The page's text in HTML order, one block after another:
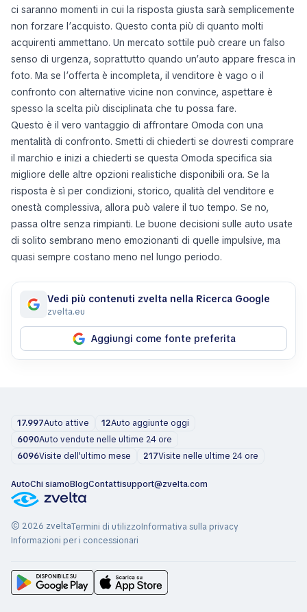
ci saranno momenti in cui la risposta giusta sarà semplicemente
non forzare l’acquisto. Questo conta più di quanto molti
acquirenti ammettano. Un mercato sottile può creare un falso
senso di urgenza, soprattutto quando un’auto appare fresca in
foto. Ma se l’offerta è incompleta, il venditore è vago o il
confronto con alternative vicine non convince, aspettare è
spesso la scelta più disciplinata che tu possa fare.
Questo è il vero vantaggio di affrontare Omoda con una
mentalità di confronto. Smetti di chiederti se dovresti comprare
il marchio e inizi a chiederti se questa Omoda specifica sia
migliore delle altre opzioni realistiche disponibili ora. Se la
risposta è sì per condizioni, storico, qualità del venditore e
onestà complessiva, allora può valere il tuo tempo. Se no,
passa oltre senza rimpianti. Le buone decisioni sulle auto usate
di solito sembrano meno emozionanti di quelle impulsive, ma
quasi sempre costano meno nel lungo periodo.
Vedi più contenuti zvelta nella Ricerca Google
zvelta.eu
Aggiungi come fonte preferita
17.997Auto attive 12Auto aggiunte oggi
6090Auto vendute nelle ultime 24 ore
6096Visite dell'ultimo mese 217Visite nelle ultime 24 ore
AutoChi siamoBlogContattisupport@zvelta.com
© 2026 zveltaTermini di utilizzoInformativa sulla privacy
Informazioni per i concessionari